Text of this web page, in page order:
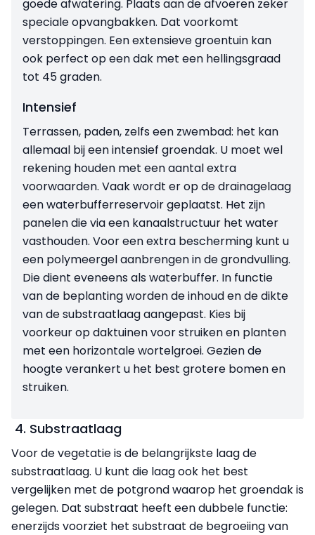
goede afwatering. Plaats aan de afvoeren zeker
speciale opvangbakken. Dat voorkomt
verstoppingen. Een extensieve groentuin kan
ook perfect op een dak met een hellingsgraad
tot 45 graden.
Intensief
Terrassen, paden, zelfs een zwembad: het kan
allemaal bij een intensief groen­dak. U moet wel
rekening houden met een aantal extra
voorwaarden. Vaak wordt er op de drainagelaag
een waterbufferreservoir geplaatst. Het zijn
panelen die via een kanaalstructuur het water
vasthouden. Voor een extra bescherming kunt u
een polymeergel aanbrengen in de grondvulling.
Die dient eveneens als waterbuffer. In functie
van de beplanting worden de inhoud en de dikte
van de substraatlaag aangepast. Kies bij
voorkeur op daktuinen voor struiken en planten
met een horizontale wortelgroei. Gezien de
hoogte verankert u het best grotere bomen en
struiken.
4. Substraatlaag
Voor de vegetatie is de belangrijkste laag de
substraatlaag. U kunt die laag ook het best
vergelijken met de potgrond waarop het groendak is
gelegen. Dat substraat heeft een dubbele functie:
enerzijds voorziet het substraat de begroeiing van